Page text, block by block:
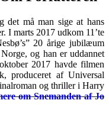
det må man sige at hans
I marts 2017 udkom 11’te
20 årige jubilæum
og han er uddannet
2017 havde filmen
produceret af Universal
og thriller i Harry
om Snemanden af Jo